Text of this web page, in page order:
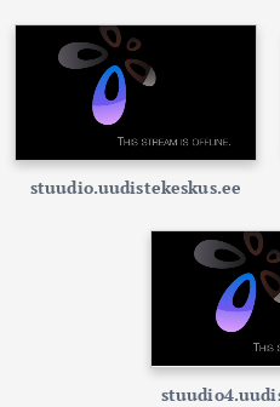
stuudio.uudistekeskus.ee